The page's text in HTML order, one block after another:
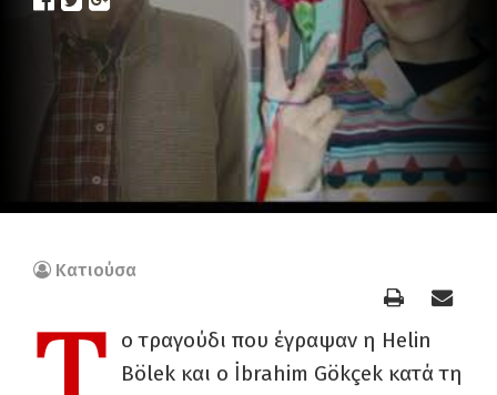
Κατιούσα
ο τραγούδι που έγραψαν η Helin
Bölek και ο İbrahim Gökçek κατά τη